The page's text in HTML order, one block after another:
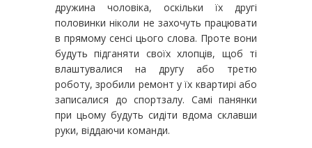
дружина чоловіка, оскільки їх другі
половинки ніколи не захочуть працювати
в прямому сенсі цього слова. Проте вони
будуть підганяти своїх хлопців, щоб ті
влаштувалися на другу або третю
роботу, зробили ремонт у їх квартирі або
записалися до спортзалу. Самі панянки
при цьому будуть сидіти вдома склавши
руки, віддаючи команди.